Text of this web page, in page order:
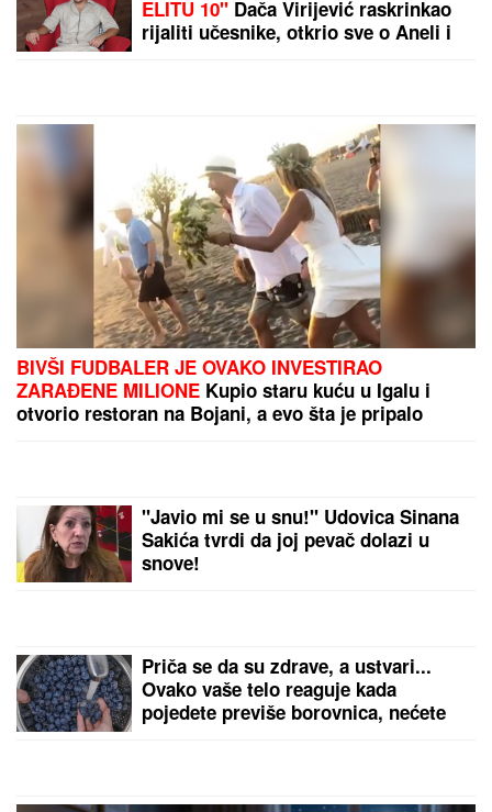
decom: Većina roditelja
pravi istu grešku pre
PREPORUKA ZA VAS
Dnevni horoskop za subotu, 8. avgust: Škorpija
PEVAČICA TRPELA NASILJE OD
upozoravala"
(VIDEO) "ONI MOLE DA UĐU U